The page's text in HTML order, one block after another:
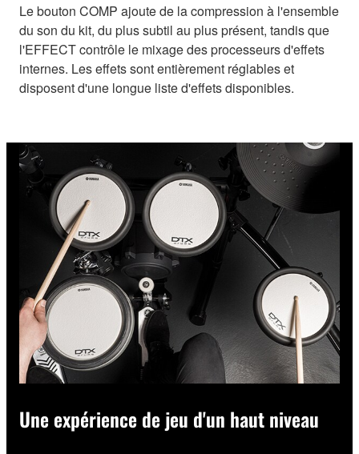
Le bouton COMP ajoute de la compression à l'ensemble
du son du kit, du plus subtil au plus présent, tandis que
l'EFFECT contrôle le mixage des processeurs d'effets
internes. Les effets sont entièrement réglables et
disposent d'une longue liste d'effets disponibles.
Une expérience de jeu d'un haut niveau